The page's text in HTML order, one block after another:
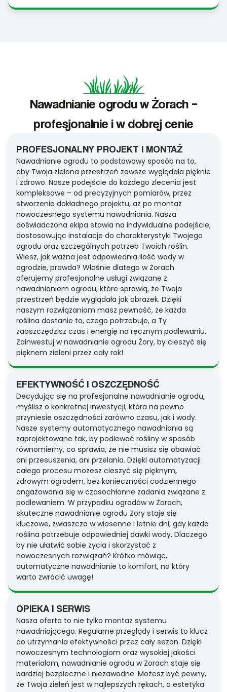
Nawadnianie ogrodu w Żorach –
profesjonalnie i w dobrej cenie
PROFESJONALNY PROJEKT I MONTAŻ
Nawadnianie ogrodu to podstawowy sposób na to,
aby Twoja zielona przestrzeń zawsze wyglądała pięknie
i zdrowo. Nasze podejście do każdego zlecenia jest
kompleksowe – od precyzyjnych pomiarów, przez
stworzenie dokładnego projektu, aż po montaż
nowoczesnego systemu nawadniania. Nasza
doświadczona ekipa stawia na indywidualne podejście,
dostosowując instalacje do charakterystyki Twojego
ogrodu oraz szczególnych potrzeb Twoich roślin.
Wiesz, jak ważna jest odpowiednia ilość wody w
ogrodzie, prawda? Właśnie dlatego w Żorach
oferujemy profesjonalne usługi związane z
nawadnianiem ogrodu, które sprawią, że Twoja
przestrzeń będzie wyglądała jak obrazek. Dzięki
naszym rozwiązaniom masz pewność, że każda
roślina dostanie to, czego potrzebuje, a Ty
zaoszczędzisz czas i energię na ręcznym podlewaniu.
Zainwestuj w nawadnianie ogrodu Żory, by cieszyć się
pięknem zieleni przez cały rok!
EFEKTYWNOŚĆ I OSZCZĘDNOŚĆ
Decydując się na profesjonalne nawadnianie ogrodu,
myślisz o konkretnej inwestycji, która na pewno
przyniesie oszczędności zarówno czasu, jak i wody.
Nasze systemy automatycznego nawadniania są
zaprojektowane tak, by podlewać rośliny w sposób
równomierny, co sprawia, że nie musisz się obawiać
ani przesuszenia, ani przelania. Dzięki automatyzacji
całego procesu możesz cieszyć się pięknym,
zdrowym ogrodem, bez konieczności codziennego
angażowania się w czasochłonne zadania związane z
podlewaniem. W przypadku ogrodów w Żorach,
skuteczne nawadnianie ogrodu Żory staje się
kluczowe, zwłaszcza w wiosenne i letnie dni, gdy każda
roślina potrzebuje odpowiedniej dawki wody. Dlaczego
by nie ułatwić sobie życia i skorzystać z
nowoczesnych rozwiązań? Krótko mówiąc,
automatyczne nawadnianie to komfort, na który
warto zwrócić uwagę!
OPIEKA I SERWIS
Nasza oferta to nie tylko montaż systemu
nawadniającego. Regularne przeglądy i serwis to klucz
do utrzymania efektywności przez cały sezon. Dzięki
nowoczesnym technologiom oraz wysokiej jakości
materiałom, nawadnianie ogrodu w Żorach staje się
bardziej bezpieczne i niezawodne. Możesz być pewny,
że Twoja zieleń jest w najlepszych rękach, a estetyka